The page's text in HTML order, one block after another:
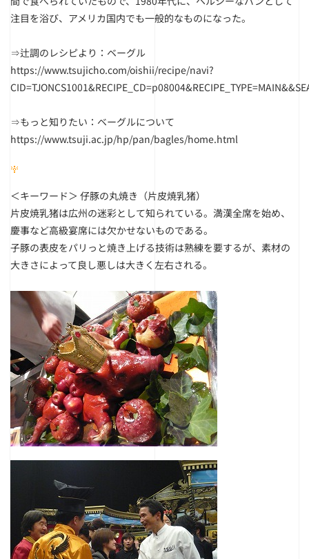
注目を浴び、アメリカ国内でも一般的なものになった。
⇒辻調のレシピより：ベーグル
https://www.tsujicho.com/oishii/recipe/navi?
⇒もっと知りたい：ベーグルについて
https://www.tsuji.ac.jp/hp/pan/bagles/home.html
＜キーワード＞ 仔豚の丸焼き （片皮焼乳猪）
片皮焼乳猪は広州の迷彩として知られている。満漢全席を始め、
慶事など高級宴席には欠かせないものである。
子豚の表皮をパリっと焼き上げる技術は熟練を要するが、素材の
大きさによって良し悪しは大きく左右される。